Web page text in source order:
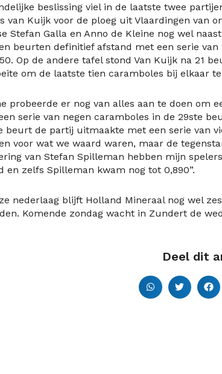
beslissing viel in de laatste twee
van Kuijk voor de ploeg uit Vlaardingen van
Stefan Galla en Anno de Kleine nog wel
beurten definitief afstand met een serie
Op de andere tafel stond Van Kuijk na 21
om de laatste tien caramboles bij elkaar
probeerde er nog van alles aan te doen om
serie van negen caramboles in de 29ste
beurt de partij uitmaakte met een serie van
voor wat we waard waren, maar de
van Stefan Spilleman hebben mijn
en zelfs Spilleman kwam nog tot 0,890”.
nederlaag blijft Holland Mineraal nog wel
Komende zondag wacht in Zundert de
Deel dit